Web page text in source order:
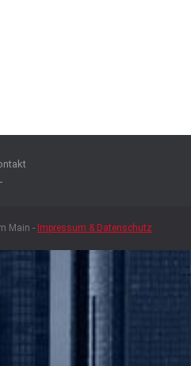
Main - Impressum & Datenschutz